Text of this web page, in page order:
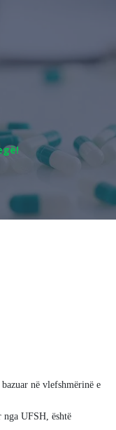
në vlefshmërinë e
UFSH, është